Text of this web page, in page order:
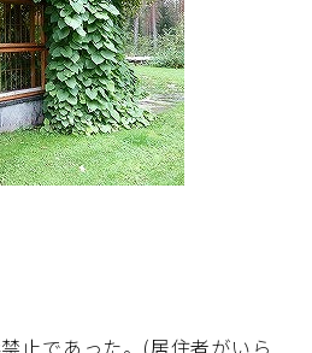
止であった。(居住者がいら